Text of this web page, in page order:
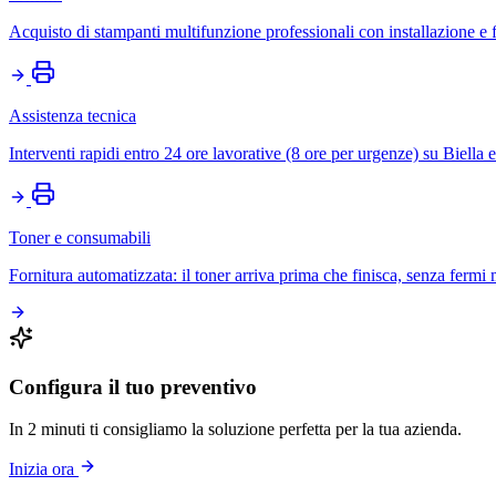
Acquisto di stampanti multifunzione professionali con installazione e
Assistenza tecnica
Interventi rapidi entro 24 ore lavorative (8 ore per urgenze) su Biella
Toner e consumabili
Fornitura automatizzata: il toner arriva prima che finisca, senza fermi
Configura il tuo preventivo
In 2 minuti ti consigliamo la soluzione perfetta per la tua azienda.
Inizia ora